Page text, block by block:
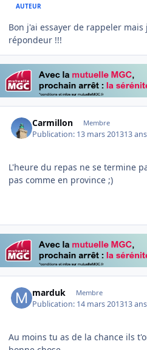
AUTEUR
Bon j'ai essayer de rappeler
répondeur !!!
Carmillon Membre
Publication: 13 mars 201313 ans
L'heure du repas ne se termine
pas comme en province ;)
marduk Membre
Publication: 14 mars 201313 ans
Au moins tu as de la chance ils